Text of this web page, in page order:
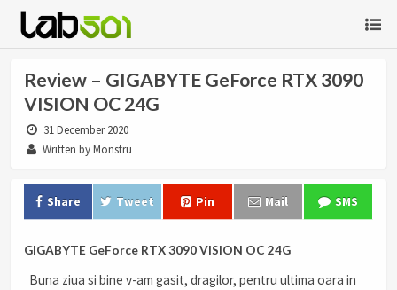
Review – GIGABYTE GeForce RTX 3090
VISION OC 24G
31 December 2020
Written by Monstru
Share Tweet Pin Mail SMS
GIGABYTE GeForce RTX 3090 VISION OC 24G
Buna ziua si bine v-am gasit, dragilor, pentru ultima oara in